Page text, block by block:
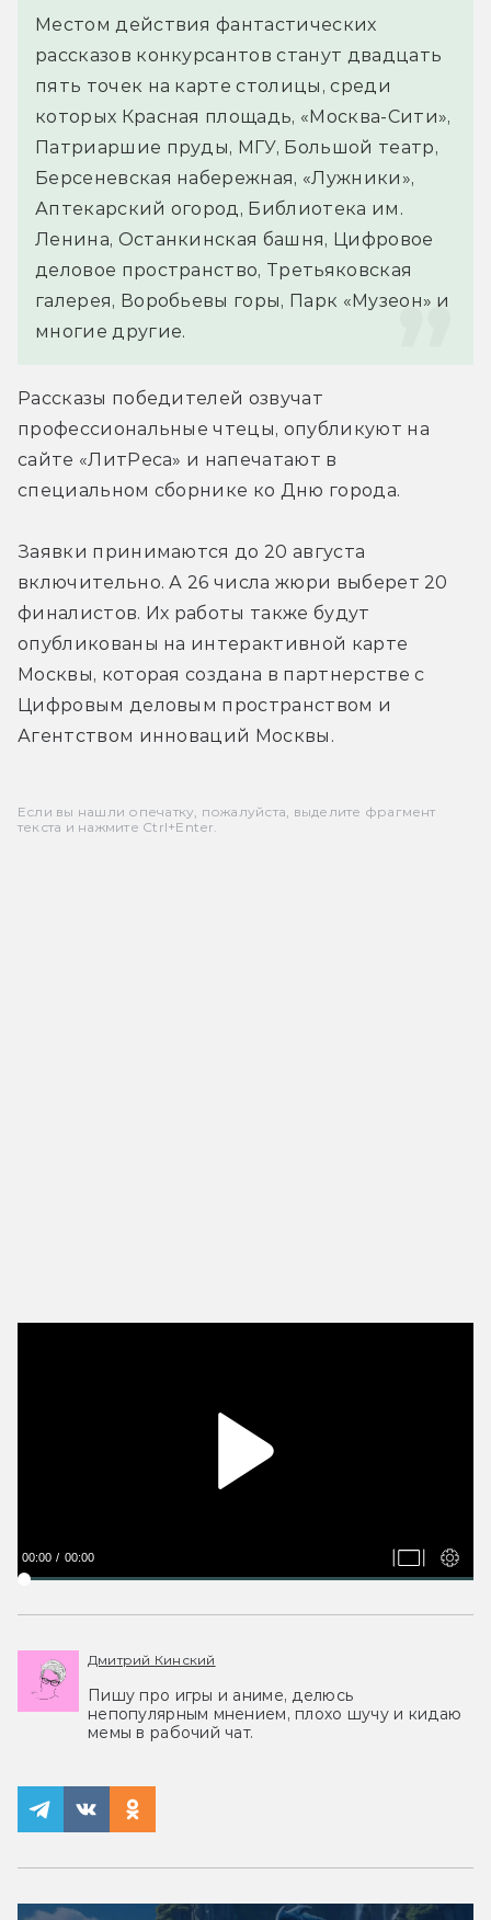
Местом действия фантастических
рассказов конкурсантов станут двадцать
пять точек на карте столицы, среди
которых Красная площадь, «Москва-Сити»,
Патриаршие пруды, МГУ, Большой театр,
Берсеневская набережная, «Лужники»,
Аптекарский огород, Библиотека им.
Ленина, Останкинская башня, Цифровое
деловое пространство, Третьяковская
галерея, Воробьевы горы, Парк «Музеон» и
многие другие.
Рассказы победителей озвучат
профессиональные чтецы, опубликуют на
сайте «ЛитРеса» и напечатают в
специальном сборнике ко Дню города.
Заявки принимаются до 20 августа
включительно. А 26 числа жюри выберет 20
финалистов. Их работы также будут
опубликованы на интерактивной карте
Москвы, которая создана в партнерстве с
Цифровым деловым пространством и
Агентством инноваций Москвы.
Если вы нашли опечатку, пожалуйста, выделите фрагмент
текста и нажмите Ctrl+Enter.
00:00 00:00
Дмитрий Кинский
Пишу про игры и аниме, делюсь
непопулярным мнением, плохо шучу и кидаю
мемы в рабочий чат.